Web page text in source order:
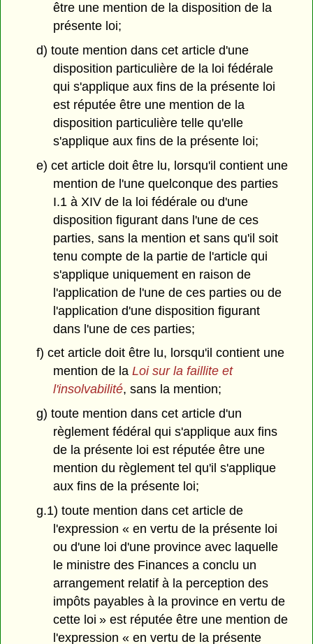
être une mention de la disposition de la
présente loi;
d) toute mention dans cet article d'une
disposition particulière de la loi fédérale
qui s'applique aux fins de la présente loi
est réputée être une mention de la
disposition particulière telle qu'elle
s'applique aux fins de la présente loi;
e) cet article doit être lu, lorsqu'il contient une
mention de l'une quelconque des parties
I.1 à XIV de la loi fédérale ou d'une
disposition figurant dans l'une de ces
parties, sans la mention et sans qu'il soit
tenu compte de la partie de l'article qui
s'applique uniquement en raison de
l'application de l'une de ces parties ou de
l'application d'une disposition figurant
dans l'une de ces parties;
f) cet article doit être lu, lorsqu'il contient une
mention de laLoi sur la faillite et
l'insolvabilité, sans la mention;
g) toute mention dans cet article d'un
règlement fédéral qui s'applique aux fins
de la présente loi est réputée être une
mention du règlement tel qu'il s'applique
aux fins de la présente loi;
g.1) toute mention dans cet article de
l'expression « en vertu de la présente loi
ou d'une loi d'une province avec laquelle
le ministre des Finances a conclu un
arrangement relatif à la perception des
impôts payables à la province en vertu de
cette loi » est réputée être une mention de
l'expression « en vertu de la présente